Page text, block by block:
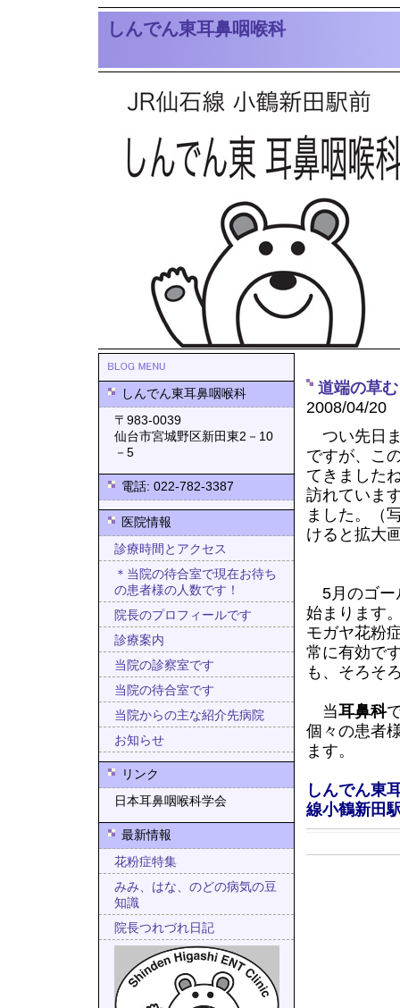
しんでん東耳鼻咽喉科
しんでん東耳鼻咽喉科
〒983-0039
仙台市宮城野区新田東2－10
－5
電話: 022-782-3387
医院情報
診療時間とアクセス
＊当院の待合室で現在お待ち
の患者様の人数です！
院長のプロフィールです
診療案内
当院の診察室です
当院の待合室です
当院からの主な紹介先病院
お知らせ
リンク
日本耳鼻咽喉科学会
最新情報
花粉症特集
みみ、はな、のどの病気の豆
知識
院長つれづれ日記
道端の草
2008/04/20
つい先日
ですが、こ
てきました
訪れていま
ました。（
けると拡大
5月のゴー
始まります
モガヤ花粉
常に有効で
も、そろそ
当耳鼻科
個々の患者
ます。
しんでん東
線小鶴新田